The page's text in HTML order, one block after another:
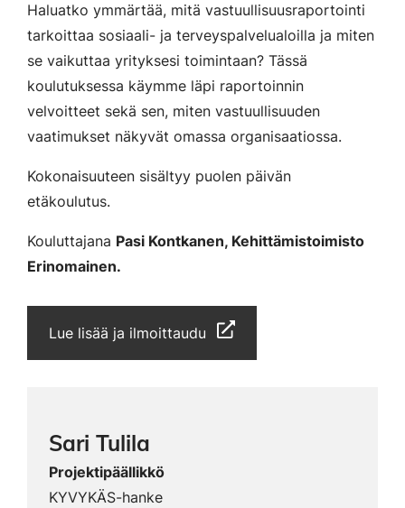
Haluatko ymmärtää, mitä vastuullisuusraportointi
tarkoittaa sosiaali- ja terveyspalvelualoilla ja miten
se vaikuttaa yrityksesi toimintaan? Tässä
koulutuksessa käymme läpi raportoinnin
velvoitteet sekä sen, miten vastuullisuuden
vaatimukset näkyvät omassa organisaatiossa.
Kokonaisuuteen sisältyy puolen päivän
etäkoulutus.
Kouluttajana Pasi Kontkanen, Kehittämistoimisto
Erinomainen.
Lue lisää ja ilmoittaudu
Sari Tulila
Projektipäällikkö
KYVYKÄS-hanke